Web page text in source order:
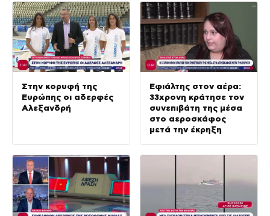
Στην κορυφή της
Ευρώπης οι αδερφές
Αλεξανδρή
Εφιάλτης στον αέρα:
33χρονη κράτησε τον
συνεπιβάτη της μέσα
στο αεροσκάφος
μετά την έκρηξη